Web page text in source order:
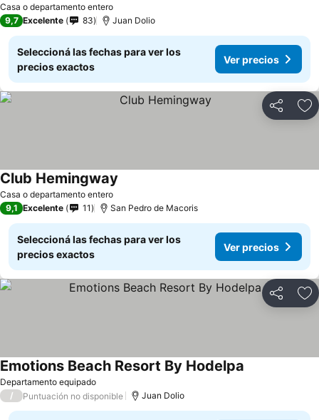
Casa o departamento entero
Ver precios
9,7 Excelente 83 Juan Dolio
Seleccioná las fechas para ver los
precios exactos
Ver precios
Compartir
Casa o departamento entero
Club Hemingway
9,1 Excelente 11 San Pedro de Macoris
Seleccioná las fechas para ver los
precios exactos
Ver precios
Compartir
Departamento equipado
Emotions Beach Resort By Hodelpa
/ Puntuación no disponible Juan Dolio